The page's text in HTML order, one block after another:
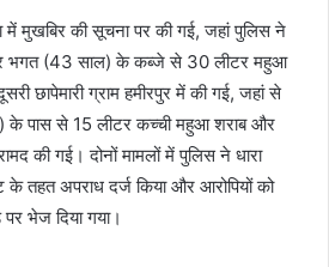
में मुखबिर की सूचना पर की गई, जहां पुलिस ने
भगत (43 साल) के कब्जे से 30 लीटर महुआ
छापेमारी ग्राम हमीरपुर में की गई, जहां से
के पास से 15 लीटर कच्ची महुआ शराब और
की गई। दोनों मामलों में पुलिस ने धारा
तहत अपराध दर्ज किया और आरोपियों को
पर भेज दिया गया।